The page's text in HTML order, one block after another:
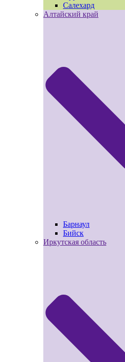
Салехард
Алтайский край
Барнаул
Бийск
Иркутская область